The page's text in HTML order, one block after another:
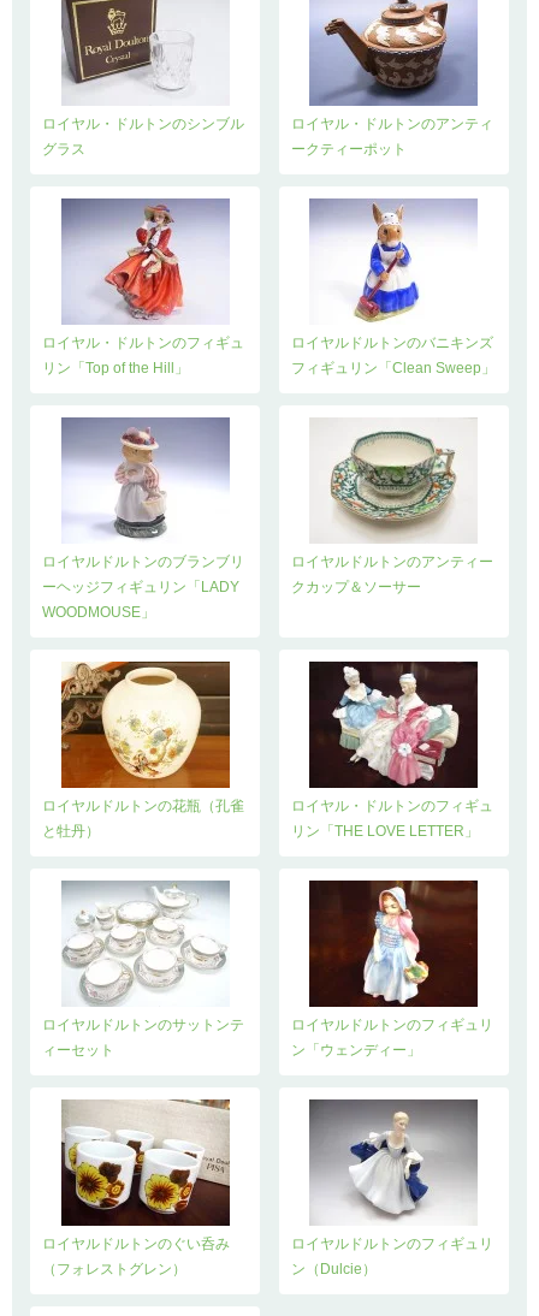
ロイヤル・ドルトンのシンブル
グラス
ロイヤル・ドルトンのアンティ
ークティーポット
ロイヤル・ドルトンのフィギュ
リン「Top of the Hill」
ロイヤルドルトンのバニキンズ
フィギュリン「Clean Sweep」
ロイヤルドルトンのブランブリ
ーヘッジフィギュリン「LADY
WOODMOUSE」
ロイヤルドルトンのアンティー
クカップ＆ソーサー
ロイヤルドルトンの花瓶（孔雀
と牡丹）
ロイヤル・ドルトンのフィギュ
リン「THE LOVE LETTER」
ロイヤルドルトンのサットンテ
ィーセット
ロイヤルドルトンのフィギュリ
ン「ウェンディー」
ロイヤルドルトンのぐい呑み
（フォレストグレン）
ロイヤルドルトンのフィギュリ
ン（Dulcie）